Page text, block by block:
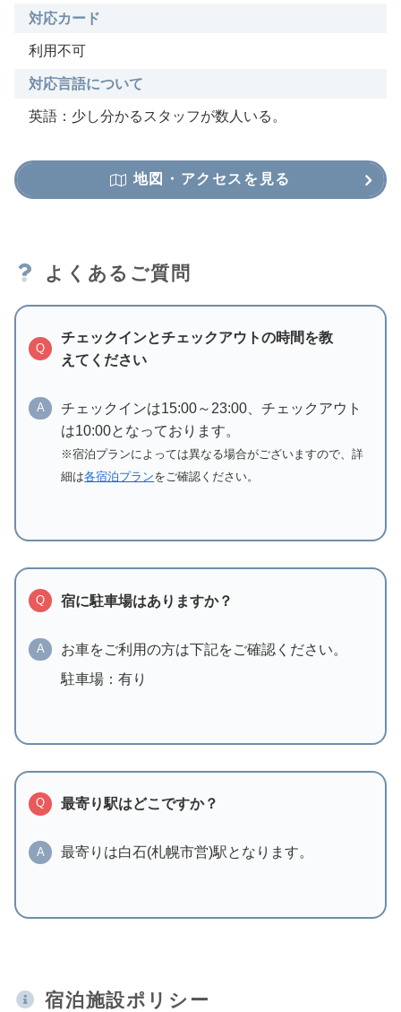
対応カード
利用不可
対応言語について
英語：少し分かるスタッフが数人いる。
地図・アクセスを見る
よくあるご質問
Q
チェックインとチェックアウトの時間を教
えてください
A
チェックインは15:00～23:00、チェックアウト
は10:00となっております。
※宿泊プランによっては異なる場合がございますので、詳
細は各宿泊プランをご確認ください。
Q 宿に駐車場はありますか？
A
お車をご利用の方は下記をご確認ください。
駐車場：有り
Q 最寄り駅はどこですか？
A 最寄りは白石(札幌市営)駅となります。
宿泊施設ポリシー